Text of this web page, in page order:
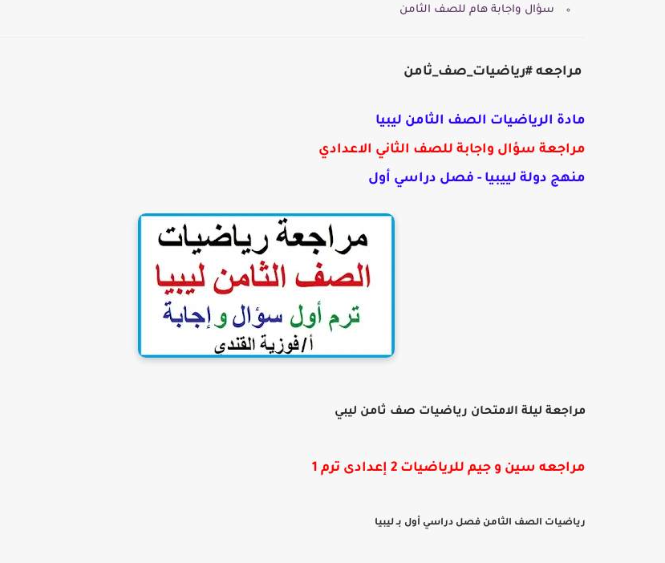
سؤال واجابة هام للصف الثامن
مراجعه #رياضيات_صف_ثامن
مادة الرياضيات الصف الثامن ليبيا
مراجعة سؤال واجابة للصف الثاني الاعدادي
منهج دولة لييبيا - فصل دراسي أول
مراجعة ليلة الامتحان رياضيات صف ثامن ليبي
مراجعه سين و جيم للرياضيات 2 إعدادى ترم 1
رياضيات الصف الثامن فصل دراسي أول بـ ليبيا